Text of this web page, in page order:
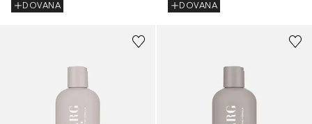
DOVANA
DOVANA